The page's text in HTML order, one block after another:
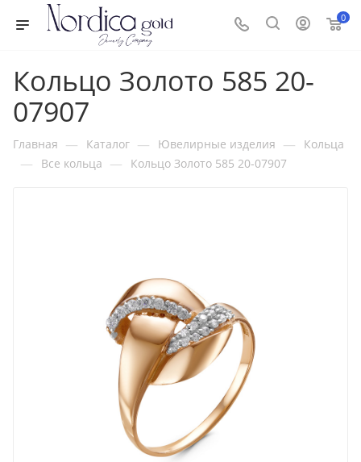
0
Кольцо Золото 585 20-
07907
Главная — Каталог — Ювелирные изделия — Кольца
— Все кольца — Кольцо Золото 585 20-07907